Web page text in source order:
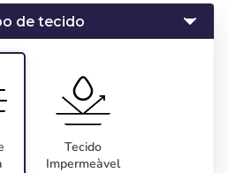
de tecido
Tecido
Impermeàvel